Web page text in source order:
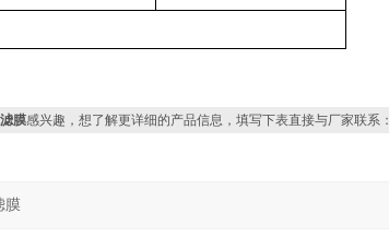
膜感兴趣，想了解更详细的产品信息，填写下表直接与厂家联系：